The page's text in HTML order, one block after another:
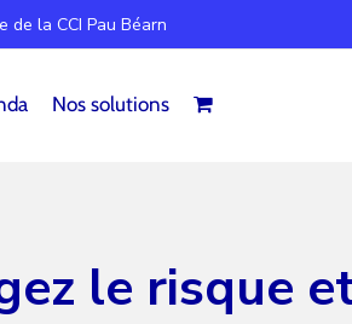
de la CCI Pau Béarn
Nos solutions
le risque